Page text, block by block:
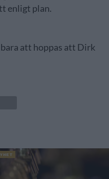
enligt plan.
att hoppas att Dirk